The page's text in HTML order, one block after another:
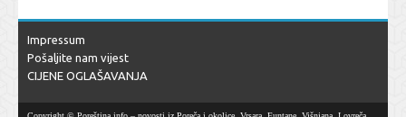
U splitskom zatvoru pronađen mrtav zatvorenik:
Poznato je o kome se radi
Trump priznao: 'Rat s Iranom će uskoro završiti, imamo
problem s oružjem'
Impressum
Pošaljite nam vijest
CIJENE OGLAŠAVANJA